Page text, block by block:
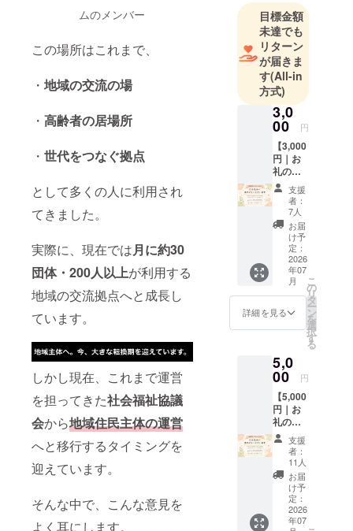
ムのメンバー
この場所はこれまで、
・ 地域の交流の場
・ 高齢者の居場所
・ 世代をつなぐ拠点
として多くの人に利用され
てきました。
実際に、現在では月に約30
団体・200人以上が利用する
地域の交流拠点へと成長し
ています。
しかし現在、これまで運営
を担ってきた社会福祉協議
会から地域住民主体の運営
へと移行するタイミングを
迎えています。
そんな中で、こんな意見を
よく耳にします。
に暮らす一
人ひとりの
想いから成
り立ってい
ます。日々
の運営は、
ボランタ
リーな関わ
りによって
支えられて
います。
「誰もが気
軽に立ち寄
れる場所を
残したい」
「人と人が
がれる地域
い」そんな
想いを共有
しながら、
活動を続け
てきまし
た。
これから
は、この大
切な居場所
目標金額
未達でも
リターン
が届きま
す(All-in
方式)
3,0
00 円
【3,000
円｜お
礼の
メッ
セー
ジ】 本
プロ
ジェク
トを応
援して
くだ
さった
皆さま
へ、心
を込め
てお礼
セージ
をお送
りしま
す。 い
ただい
たご支
援は、
地域の
居場所
を未来
へつな
いでい
く大き
な力に
支援
者：
7人
お届
け予
定：
2026
年07
月
詳細を見る
こ
の
リ
タ
ー
ン
を
選
択
す
る
5,0
00 円
【5,000
円｜お
礼の
メッ
セー
ジ】 本
プロ
ジェク
トを応
援して
くだ
支援
者：
11人
お届
け予
定：
2026
年07